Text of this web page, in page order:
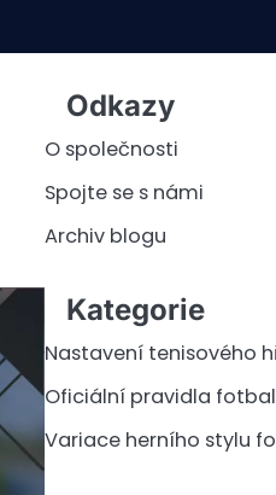
Odkazy
O společnosti
Spojte se s námi
Archiv blogu
Kategorie
Nastavení tenisového
Oficiální pravidla
Variace herního stylu